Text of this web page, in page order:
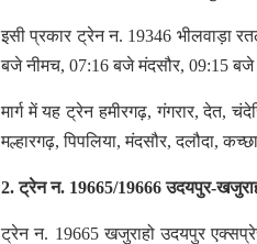
इसी प्रकार ट्रेन न. 19346 भीलवाड़ा
बजे नीमच, 07:16 बजे मंदसौर, 09:15
मार्ग में यह ट्रेन हमीरगढ़, गंगरार, देत,
मल्हारगढ़, पिपलिया, मंदसौर, दलौदा,
2. ट्रेन न. 19665/19666 उदयपुर-
ट्रेन न. 19665 खजुराहो उदयपुर